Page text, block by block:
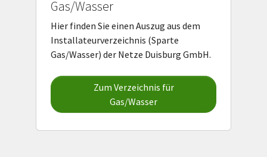
Gas/Wasser
Hier finden Sie einen Auszug aus dem
Installateurverzeichnis (Sparte
Gas/Wasser) der Netze Duisburg GmbH.
Zum Verzeichnis für
Gas/Wasser